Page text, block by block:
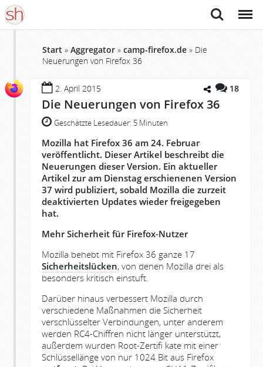
Suche Menü
Start » Aggregator » camp-firefox.de » Die
Neuerungen von Firefox 36
2. April 2015 18
Die Neuerungen von Firefox 36
Geschätzte Lesedauer: 5 Minuten
Mozilla hat Firefox 36 am 24. Februar
veröffentlicht. Dieser Artikel beschreibt die
Neuerungen dieser Version. Ein aktueller
Artikel zur am Dienstag erschienenen Version
37 wird publiziert, sobald Mozilla die zurzeit
deaktivierten Updates wieder freigegeben
hat.
Mehr Sicherheit für Firefox-Nutzer
Mozilla behebt mit Firefox 36 ganze 17
Sicherheitslücken, von denen Mozilla drei als
besonders kritisch einstuft.
Darüber hinaus verbessert Mozilla durch
verschiedene Maßnahmen die Sicherheit
verschlüsselter Verbindungen, unter anderem
werden RC4-Chiffren nicht länger unterstützt,
außerdem wurden Root-Zertifi kate mit einer
Schlüssellänge von nur 1024 Bit aus Firefox